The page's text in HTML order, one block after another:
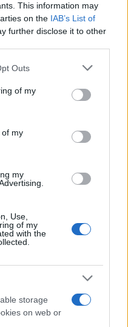
This information may
on the IAB’s List of
further disclose it to other
one or more Google
You may click to
its third-party tags to
in below Google
Outs
of my
of my
my
Use,
of my
with the
storage
on web or